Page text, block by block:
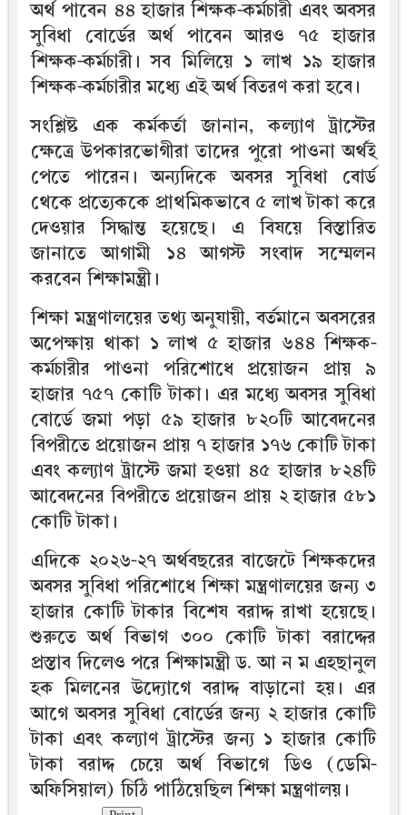
অর্থ পাবেন ৪৪ হাজার শিক্ষক-কর্মচারী এবং অবসর
সুবিধা বোর্ডের অর্থ পাবেন আরও ৭৫ হাজার
শিক্ষক-কর্মচারী। সব মিলিয়ে ১ লাখ ১৯ হাজার
শিক্ষক-কর্মচারীর মধ্যে এই অর্থ বিতরণ করা হবে।
সংশ্লিষ্ট এক কর্মকর্তা জানান, কল্যাণ ট্রাস্টের
ক্ষেত্রে উপকারভোগীরা তাদের পুরো পাওনা অর্থই
পেতে পারেন। অন্যদিকে অবসর সুবিধা বোর্ড
থেকে প্রত্যেককে প্রাথমিকভাবে ৫ লাখ টাকা করে
দেওয়ার সিদ্ধান্ত হয়েছে। এ বিষয়ে বিস্তারিত
জানাতে আগামী ১৪ আগস্ট সংবাদ সম্মেলন
করবেন শিক্ষামন্ত্রী।
শিক্ষা মন্ত্রণালয়ের তথ্য অনুযায়ী, বর্তমানে অবসরের
অপেক্ষায় থাকা ১ লাখ ৫ হাজার ৬৪৪ শিক্ষক-
কর্মচারীর পাওনা পরিশোধে প্রয়োজন প্রায় ৯
হাজার ৭৫৭ কোটি টাকা। এর মধ্যে অবসর সুবিধা
বোর্ডে জমা পড়া ৫৯ হাজার ৮২০টি আবেদনের
বিপরীতে প্রয়োজন প্রায় ৭ হাজার ১৭৬ কোটি টাকা
এবং কল্যাণ ট্রাস্টে জমা হওয়া ৪৫ হাজার ৮২৪টি
আবেদনের বিপরীতে প্রয়োজন প্রায় ২ হাজার ৫৮১
কোটি টাকা।
এদিকে ২০২৬-২৭ অর্থবছরের বাজেটে শিক্ষকদের
অবসর সুবিধা পরিশোধে শিক্ষা মন্ত্রণালয়ের জন্য ৩
হাজার কোটি টাকার বিশেষ বরাদ্দ রাখা হয়েছে।
শুরুতে অর্থ বিভাগ ৩০০ কোটি টাকা বরাদ্দের
প্রস্তাব দিলেও পরে শিক্ষামন্ত্রী ড. আ ন ম এহছানুল
হক মিলনের উদ্যোগে বরাদ্দ বাড়ানো হয়। এর
আগে অবসর সুবিধা বোর্ডের জন্য ২ হাজার কোটি
টাকা এবং কল্যাণ ট্রাস্টের জন্য ১ হাজার কোটি
টাকা বরাদ্দ চেয়ে অর্থ বিভাগে ডিও (ডেমি-
অফিসিয়াল) চিঠি পাঠিয়েছিল শিক্ষা মন্ত্রণালয়।